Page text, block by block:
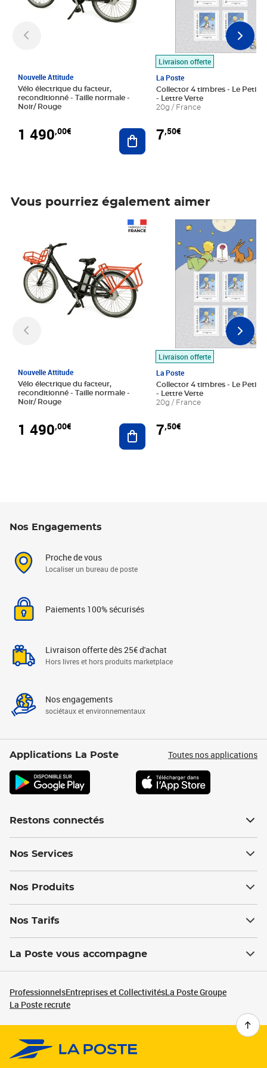
Nouvelle Attitude
Vélo électrique du facteur,
reconditionné - Taille normale -
Noir/ Rouge
1 490,00€ Ajouter au panier
Livraison offerte
La Poste
Collector 4 timbres - Le Petit
- Lettre Verte
20g / France
7,50€
Vous pourriez également aimer
Nouvelle Attitude
Vélo électrique du facteur,
reconditionné - Taille normale -
Noir/ Rouge
1 490,00€ Ajouter au panier
Livraison offerte
La Poste
Collector 4 timbres - Le Petit
- Lettre Verte
20g / France
7,50€
Prix 7,50€
Nos Engagements
Proche de vous
Localiser un bureau de poste
Paiements 100% sécurisés
Livraison offerte dès 25€ d'achat
Hors livres et hors produits marketplace
Nos engagements
sociétaux et environnementaux
Applications La Poste Toutes nos applications
Restons connectés
Nos Services
Nos Produits
Nos Tarifs
La Poste vous accompagne
ProfessionnelsEntreprises et CollectivitésLa Poste Groupe
La Poste recrute